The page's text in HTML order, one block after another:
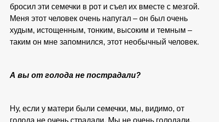
бросил эти семечки в рот и съел их вместе с мезгой.
Меня этот человек очень напугал – он был очень
худым, истощенным, тонким, высоким и темным –
таким он мне запомнился, этот необычный человек.
А вы от голода не пострадали?
Ну, если у матери были семечки, мы, видимо, от